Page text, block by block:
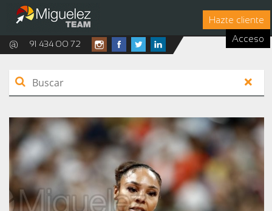
Hazte cliente
Acceso
@ 91 434 00 72